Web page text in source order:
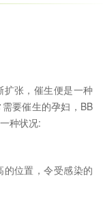
张，催生便是一种
要催生的孕妇，BB
种状况:
位置，令受感染的